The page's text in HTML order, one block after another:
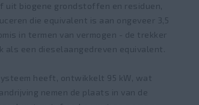
biogene grondstoffen en residuen,
die equivalent is aan ongeveer 3,5
in termen van vermogen - de trekker
een dieselaangedreven equivalent.
heeft, ontwikkelt 95 kW, wat
nemen de plaats in van de